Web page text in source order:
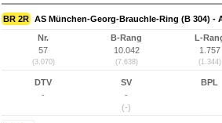
BR 2R AS München-Georg-Brauchle-Ring (B 304) -
Nr.
57
(3.070)
B-Rang
10.042
(7.638)
L-
1.757
(1.344)
DTV
-
SV
-
(-)
BPL